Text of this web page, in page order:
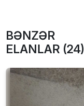
BƏNZƏR
ELANLAR (24)